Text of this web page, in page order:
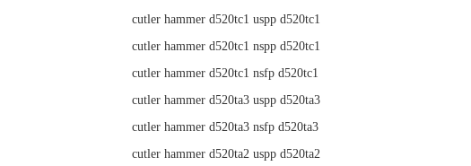
cutler hammer d520tc1 uspp d520tc1
cutler hammer d520tc1 nspp d520tc1
cutler hammer d520tc1 nsfp d520tc1
cutler hammer d520ta3 uspp d520ta3
cutler hammer d520ta3 nsfp d520ta3
cutler hammer d520ta2 uspp d520ta2